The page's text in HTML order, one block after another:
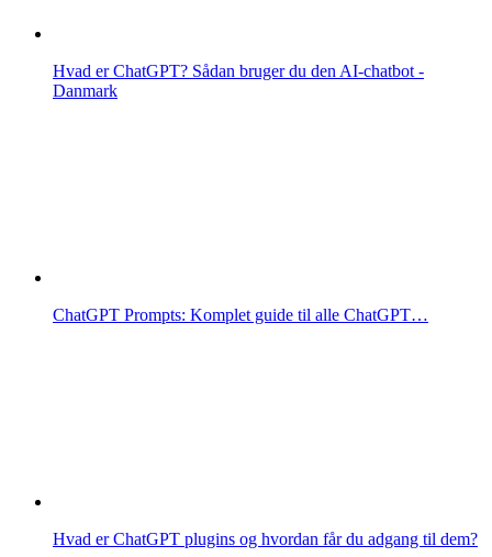
Hvad er ChatGPT? Sådan bruger du den AI-chatbot -
Danmark
ChatGPT Prompts: Komplet guide til alle ChatGPT…
Hvad er ChatGPT plugins og hvordan får du adgang til dem?